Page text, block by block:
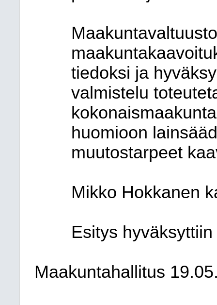
tiedoksi ja
valmistelu
huomioon
muutostarpeet
Mikko Hokkanen
Esitys
Maakuntahallitus